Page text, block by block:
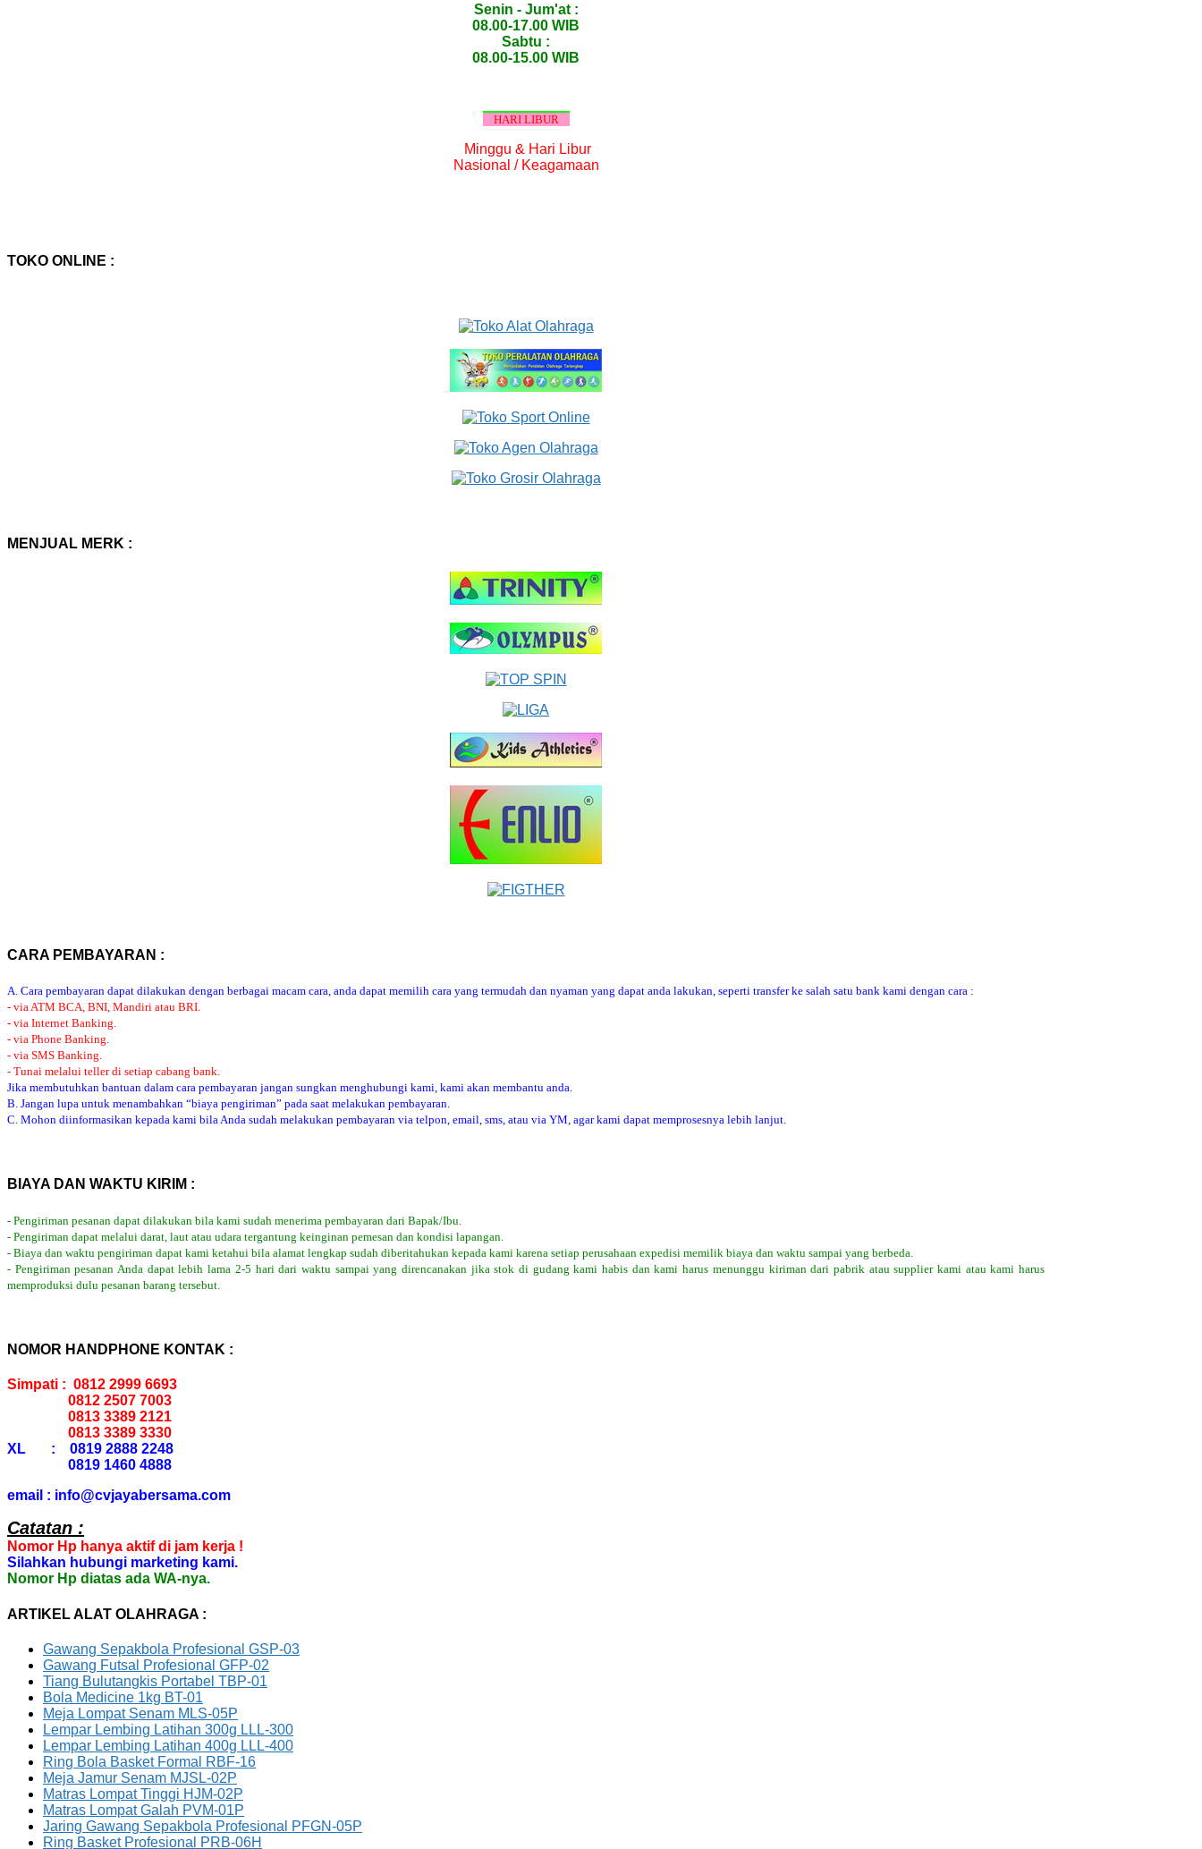
Senin - Jum'at :
08.00-17.00 WIB
Sabtu :
08.00-15.00 WIB
HARI LIBUR
Minggu & Hari Libur
Nasional / Keagamaan
TOKO ONLINE :
MENJUAL MERK :
CARA PEMBAYARAN :
A. Cara pembayaran dapat dilakukan dengan berbagai macam cara, anda dapat memilih cara yang termudah dan nyaman yang dapat anda lakukan, seperti transfer ke salah satu bank kami dengan cara :
- via ATM BCA, BNI, Mandiri atau BRI.
- via Internet Banking.
- via Phone Banking.
- via SMS Banking.
- Tunai melalui teller di setiap cabang bank.
Jika membutuhkan bantuan dalam cara pembayaran jangan sungkan menghubungi kami, kami akan membantu anda.
B. Jangan lupa untuk menambahkan “biaya pengiriman” pada saat melakukan pembayaran.
C. Mohon diinformasikan kepada kami bila Anda sudah melakukan pembayaran via telpon, email, sms, atau via YM, agar kami dapat memprosesnya lebih lanjut.
BIAYA DAN WAKTU KIRIM :
- Pengiriman pesanan dapat dilakukan bila kami sudah menerima pembayaran dari Bapak/Ibu.
- Pengiriman dapat melalui darat, laut atau udara tergantung keinginan pemesan dan kondisi lapangan.
- Biaya dan waktu pengiriman dapat kami ketahui bila alamat lengkap sudah diberitahukan kepada kami karena setiap perusahaan expedisi memilik biaya dan waktu sampai yang berbeda.
- Pengiriman pesanan Anda dapat lebih lama 2-5 hari dari waktu sampai yang direncanakan jika stok di gudang kami habis dan kami harus menunggu kiriman dari pabrik atau supplier kami atau kami harus
memproduksi dulu pesanan barang tersebut.
NOMOR HANDPHONE KONTAK :
Simpati : 0812 2999 6693
0812 2507 7003
0813 3389 2121
0813 3389 3330
XL : 0819 2888 2248
0819 1460 4888
email : info@cvjayabersama.com
Catatan :
Nomor Hp hanya aktif di jam kerja !
Silahkan hubungi marketing kami.
Nomor Hp diatas ada WA-nya.
ARTIKEL ALAT OLAHRAGA :
Gawang Sepakbola Profesional GSP-03
Gawang Futsal Profesional GFP-02
Tiang Bulutangkis Portabel TBP-01
Bola Medicine 1kg BT-01
Meja Lompat Senam MLS-05P
Lempar Lembing Latihan 300g LLL-300
Lempar Lembing Latihan 400g LLL-400
Ring Bola Basket Formal RBF-16
Meja Jamur Senam MJSL-02P
Matras Lompat Tinggi HJM-02P
Matras Lompat Galah PVM-01P
Jaring Gawang Sepakbola Profesional PFGN-05P
Ring Basket Profesional PRB-06H